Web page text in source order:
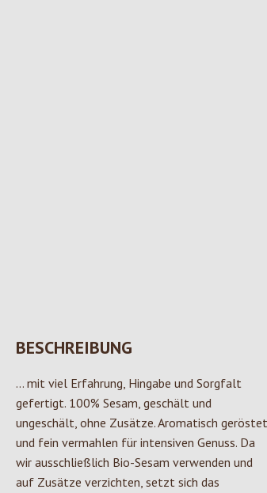
BESCHREIBUNG
... mit viel Erfahrung, Hingabe und Sorgfalt
gefertigt. 100% Sesam, geschält und
ungeschält, ohne Zusätze. Aromatisch geröstet
und fein vermahlen für intensiven Genuss. Da
wir ausschließlich Bio-Sesam verwenden und
auf Zusätze verzichten, setzt sich das